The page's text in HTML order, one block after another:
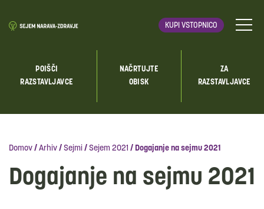
KUPI VSTOPNICO
POIŠČI
RAZSTAVLJAVCE
NAČRTUJTE
OBISK
ZA
RAZSTAVLJAVCE
Domov / Arhiv / Sejmi / Sejem 2021 / Dogajanje na sejmu 2021
Dogajanje na sejmu 2021